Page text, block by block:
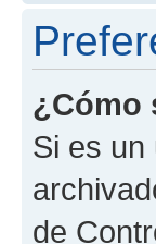
¿Cómo
Si es un
de